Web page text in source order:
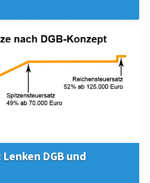
DGB und